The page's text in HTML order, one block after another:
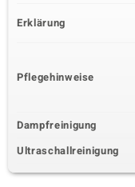
Erklärung
Pflegehinweise
Dampfreinigung
Ultraschallreinigung